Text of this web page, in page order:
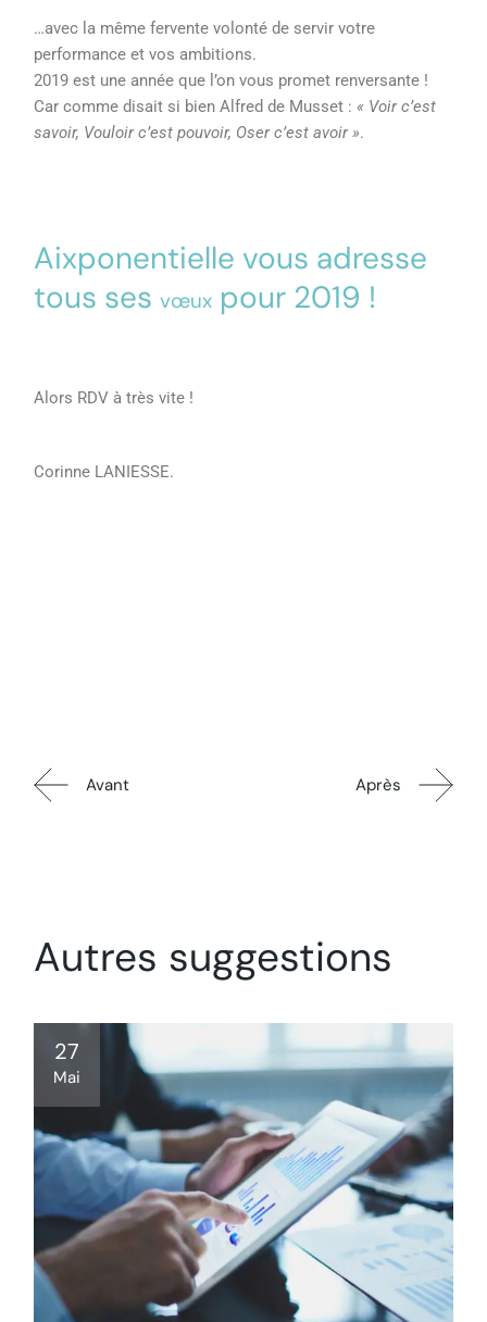
…avec la même fervente volonté de servir votre
performance et vos ambitions.
2019 est une année que l’on vous promet renversante !
Car comme disait si bien Alfred de Musset : « Voir c’est
savoir, Vouloir c’est pouvoir, Oser c’est avoir ».
Aixponentielle vous adresse
tous sesvœux pour 2019 !
Alors RDV à très vite !
Corinne LANIESSE.
Avant Après
Autres suggestions
27
Mai